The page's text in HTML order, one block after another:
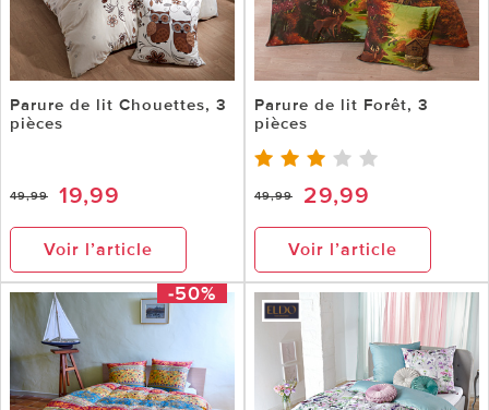
Parure de lit Chouettes, 3
pièces
49,99 19,99
Voir l’article
Parure de lit Forêt, 3
pièces
49,99 29,99
Voir l’article
-50%